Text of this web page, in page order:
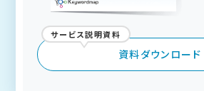
資料ダウンロード
サービス説明資料